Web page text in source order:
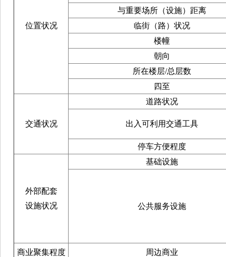
位置状况
与重要场所（设施）距离
临街（路）状况
楼幢
朝向
所在楼层/总层数
四至
交通状况
道路状况
出入可利用交通工具
停车方便程度
外部配套
设施状况
基础设施
公共服务设施
商业聚集程度 周边商业